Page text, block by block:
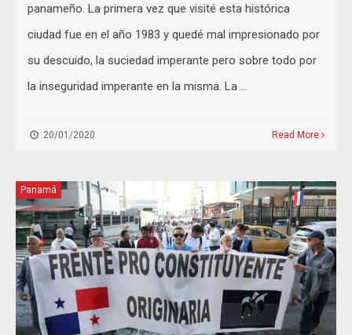
panameño. La primera vez que visité esta histórica
ciudad fue en el año 1983 y quedé mal impresionado por
su descuido, la suciedad imperante pero sobre todo por
la inseguridad imperante en la misma. La …
20/01/2020 Read More
Panamá